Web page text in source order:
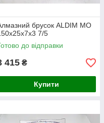
брусок ALDIM МО
7/5
до відправки
415 ₴
Купити